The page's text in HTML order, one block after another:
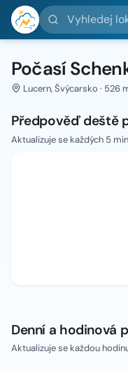
Vyhledej lokality
Počasí
Lucern, Švýcarsko · 526
Předpověď deště
Aktualizuje se každých 5 min
Denní a hodinová
Aktualizuje se každou